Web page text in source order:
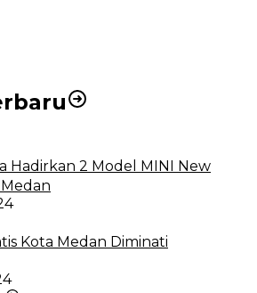
Hadirkan 2 Model MINI New
Kota Medan Diminati